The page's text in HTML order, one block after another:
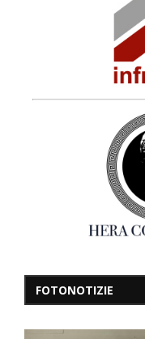
FOTONOTIZIE